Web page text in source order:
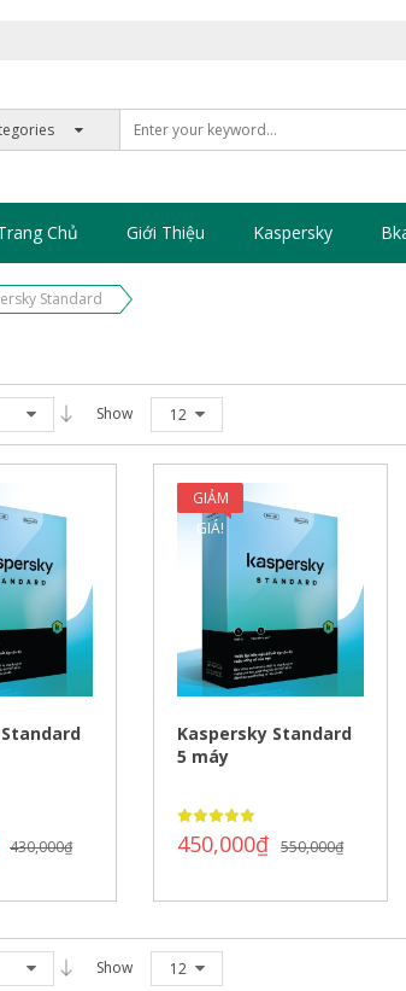
Chủ Giới Thiệu Kaspersky
Standard
Show 12
430,000₫
GIẢM
GIÁ!
Kaspersky Standard
5 máy
550,000₫
450,000₫
Show 12